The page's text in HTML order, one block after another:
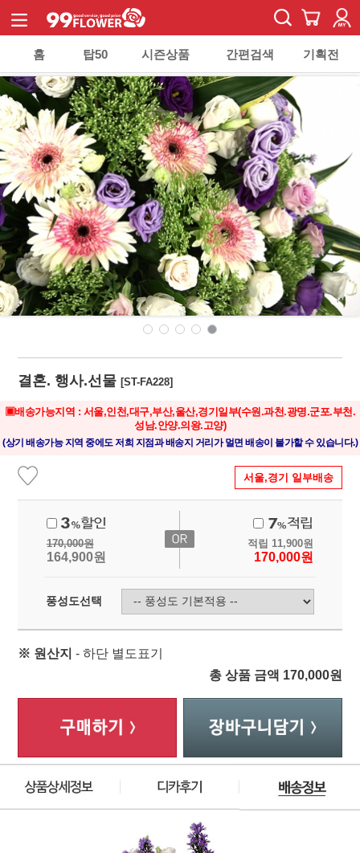
홈 탑50 시즌상품 간편검색 기획전
결혼. 행사.선물[ST-FA228]
▣배송가능지역 : 서울,인천,대구,부산,울산,경기일부(수원.과천.광명.군포.부천.
성남.안양.의왕.고양)
(상기 배송가능 지역 중에도 저희 지점과 배송지 거리가 멀면 배송이 불가할 수 있습니다.)
서울,경기 일부배송
170,000원
164,900원
적립 11,900원
170,000원
풍성도선택
※ 원산지 - 하단 별도표기
총 상품 금액 170,000원